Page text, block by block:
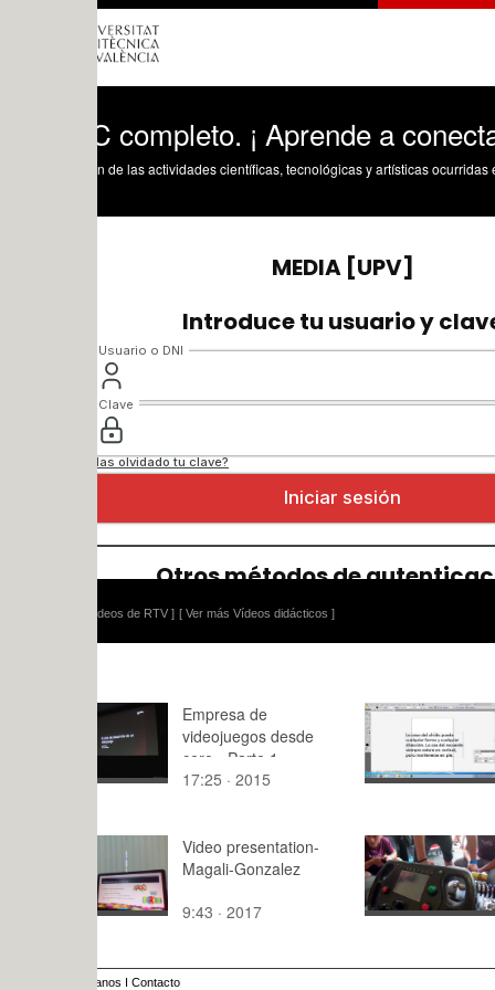
completo. ¡ Aprende a conectar todo
de las actividades científicas, tecnológicas y artísticas ocurridas en los tres
[ Ver más Vídeos didácticos ]
Empresa de
videojuegos desde
cero - Parte 1
17:25 · 2015
Illustrator
29:51 ·
Video presentation-
Magali-Gonzalez
9:43 · 2017
Mejor
historia
2:,0 · 2024